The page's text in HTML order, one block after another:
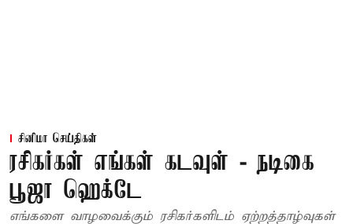
சினிமா செய்திகள்
ரசிகர்கள் எங்கள் கடவுள் - நடிகை
பூஜா ஹெக்டே
எங்களை வாழவைக்கும் ரசிகர்களிடம் ஏற்றத்தாழ்வுகள்